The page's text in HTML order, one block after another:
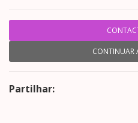
CONTINUAR
Partilhar: